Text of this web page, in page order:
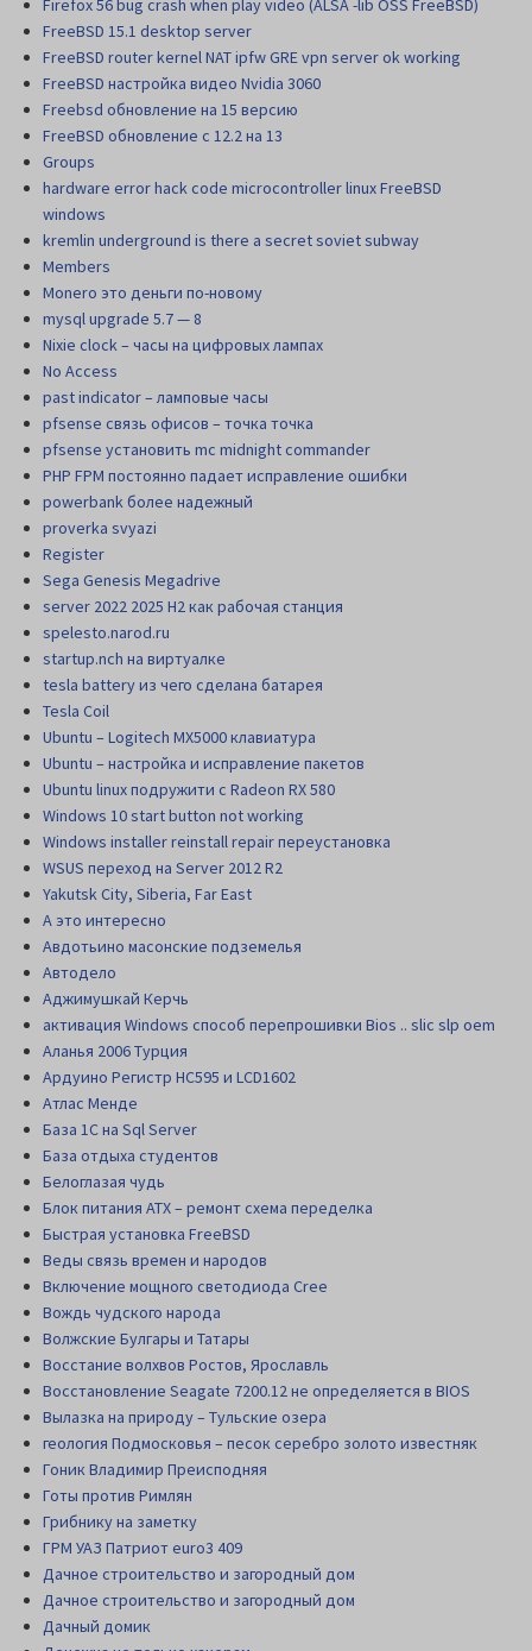
Firefox 56 bug crash when play video (ALSA -lib OSS FreeBSD)
FreeBSD 15.1 desktop server
FreeBSD router kernel NAT ipfw GRE vpn server ok working
FreeBSD настройка видео Nvidia 3060
Freebsd обновление на 15 версию
FreeBSD обновление с 12.2 на 13
Groups
hardware error hack code microcontroller linux FreeBSD
windows
kremlin underground is there a secret soviet subway
Members
Monero это деньги по-новому
mysql upgrade 5.7 — 8
Nixie clock – часы на цифровых лампах
No Access
past indicator – ламповые часы
pfsense связь офисов – точка точка
pfsense установить mc midnight commander
PHP FPM постоянно падает исправление ошибки
powerbank более надежный
proverka svyazi
Register
Sega Genesis Megadrive
server 2022 2025 H2 как рабочая станция
spelesto.narod.ru
startup.nch на виртуалке
tesla battery из чего сделана батарея
Tesla Coil
Ubuntu – Logitech MX5000 клавиатура
Ubuntu – настройка и исправление пакетов
Ubuntu linux подружити с Radeon RX 580
Windows 10 start button not working
Windows installer reinstall repair переустановка
WSUS переход на Server 2012 R2
Yakutsk City, Siberia, Far East
А это интересно
Авдотьино масонские подземелья
Автодело
Аджимушкай Керчь
активация Windows способ перепрошивки Bios .. slic slp oem
Аланья 2006 Турция
Ардуино Регистр НС595 и LCD1602
Атлас Менде
База 1С на Sql Server
База отдыха студентов
Белоглазая чудь
Блок питания АТХ – ремонт схема переделка
Быстрая установка FreeBSD
Веды связь времен и народов
Включение мощного светодиода Cree
Вождь чудского народа
Волжские Булгары и Татары
Восстание волхвов Ростов, Ярославль
Восстановление Seagate 7200.12 не определяется в BIOS
Вылазка на природу – Тульские озера
геология Подмосковья – песок серебро золото известняк
Гоник Владимир Преисподняя
Готы против Римлян
Грибнику на заметку
ГРМ УАЗ Патриот euro3 409
Дачное строительство и загородный дом
Дачное строительство и загородный дом
Дачный домик